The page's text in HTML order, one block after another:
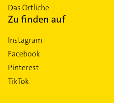
Das Örtliche
Zu finden auf
Instagram
Facebook
Pinterest
TikTok